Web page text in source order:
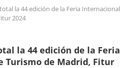
la 44 edición de la Feria Internacional
2024
la 44 edición de la Feria
Turismo de Madrid, Fitur